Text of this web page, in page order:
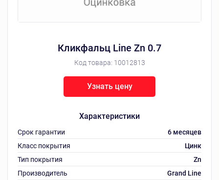
Кликфальц Line Zn 0.7
Код товара: 10012813
Характеристики
Срок гарантии
6 месяцев
Класс покрытия
Цинк
Тип покрытия
Zn
Производитель
Grand Line
Узнать цену